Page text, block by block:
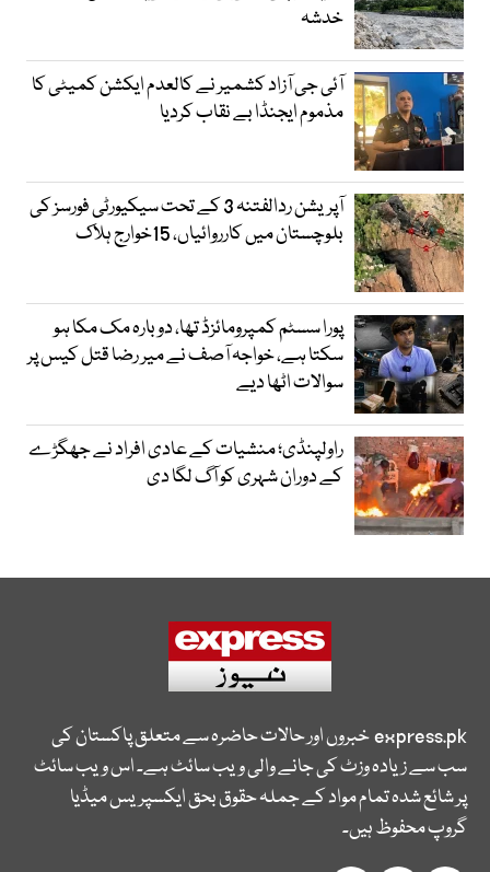
خدشہ
آئی جی آزاد کشمیر نے کالعدم ایکشن کمیٹی کا
مذموم ایجنڈا بے نقاب کردیا
آپریشن ردالفتنہ 3 کے تحت سیکیورٹی فورسز کی
بلوچستان میں کارروائیاں، 15خوارج ہلاک
پورا سسٹم کمپرومائزڈ تھا، دوبارہ مک مکا ہو
سکتا ہے، خواجہ آصف نے میر رضا قتل کیس پر
سوالات اٹھا دیے
راولپنڈی؛ منشیات کے عادی افراد نے جھگڑے
کے دوران شہری کو آگ لگا دی
express.pkخبروں اور حالات حاضرہ سے متعلق پاکستان کی
سب سے زیادہ وزٹ کی جانے والی ویب سائٹ ہے۔ اس ویب سائٹ
پر شائع شدہ تمام مواد کے جملہ حقوق بحق ایکسپریس میڈیا
گروپ محفوظ ہیں۔